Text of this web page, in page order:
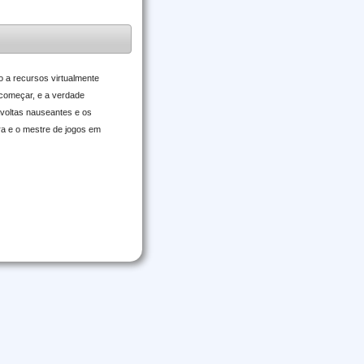
a recursos virtualmente
e a verdade
nauseantes e os
e o mestre de jogos em